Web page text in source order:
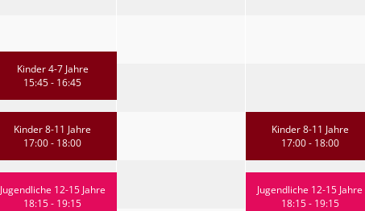
Kinder 4-7 Jahre
15:45 - 16:45
Kinder 8-11 Jahre
17:00 - 18:00
Jugendliche 12-15 Jahre
18:15 - 19:15
Kinder 8-11 Jahre
17:00 - 18:00
Jugendliche 12-15 Jahre
18:15 - 19:15